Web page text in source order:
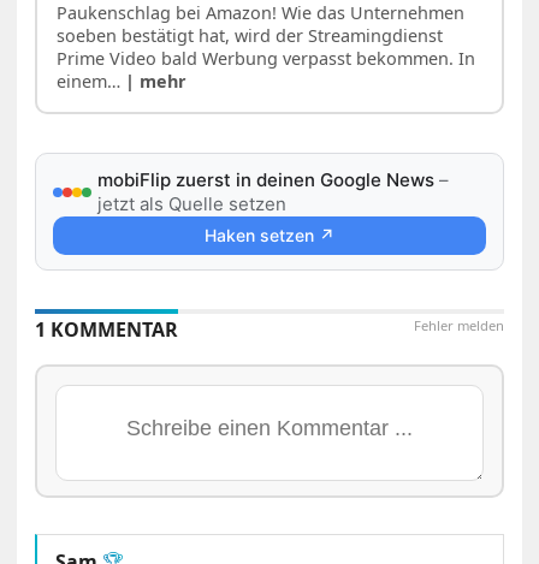
Paukenschlag bei Amazon! Wie das Unternehmen
soeben bestätigt hat, wird der Streamingdienst
Prime Video bald Werbung verpasst bekommen. In
einem… | mehr
mobiFlip zuerst in deinen Google News –
jetzt als Quelle setzen
Haken setzen ↗
Fehler melden
1 KOMMENTAR